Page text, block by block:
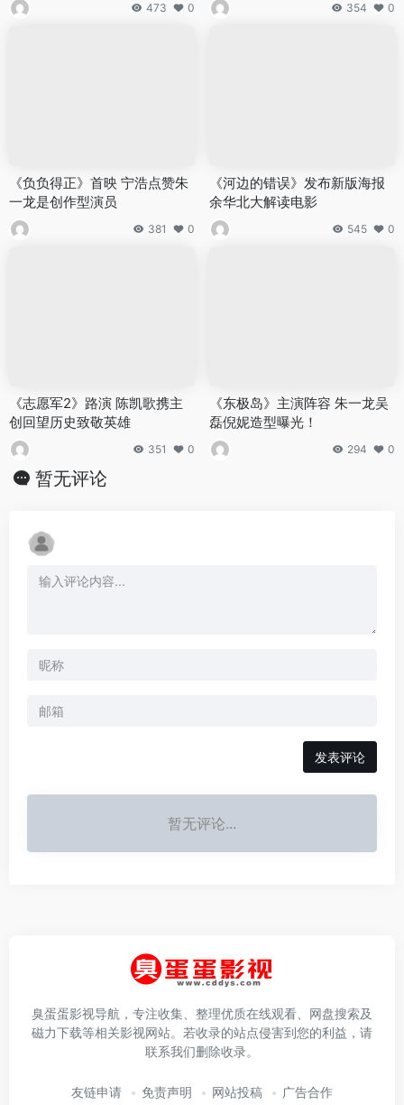
473 0 354 0
《负负得正》首映 宁浩点赞朱
一龙是创作型演员
381 0
《河边的错误》发布新版海报
余华北大解读电影
545 0
《志愿军2》路演 陈凯歌携主
创回望历史致敬英雄
351 0
《东极岛》主演阵容 朱一龙吴
磊倪妮造型曝光！
294 0
暂无评论
发表评论
暂无评论...
臭蛋蛋影视导航，专注收集、整理优质在线观看、网盘搜索及
磁力下载等相关影视网站。若收录的站点侵害到您的利益，请
联系我们删除收录。
友链申请 免责声明 网站投稿 广告合作